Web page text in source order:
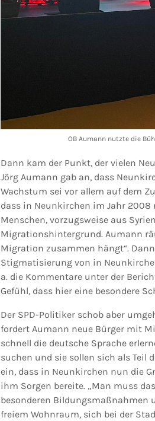
OB Aumann nutzte die
Dann kam der Punkt, der vielen
Jörg Aumann gab an, dass
Wachstum sei vor allem auf dem
dass in Neunkirchen im Jahr 2008
Menschen, vorzugsweise aus
Migrationshintergrund. Aumann
Migration zusammen hängt“.
Stigmatisierung von in
a. die Kommentare unter der
Gefühl, dass hier eine besondere
Der SPD-Politiker schob aber
fordert Aumann neue Bürger mit
schnell die deutsche Sprache
suchen und sie sollen sich als
ein, dass in Neunkirchen nun die
ihm Sorgen bereite. „Man muss
besonderen Bildungsmaßnahmen
freiem Wohnraum, sich bei der